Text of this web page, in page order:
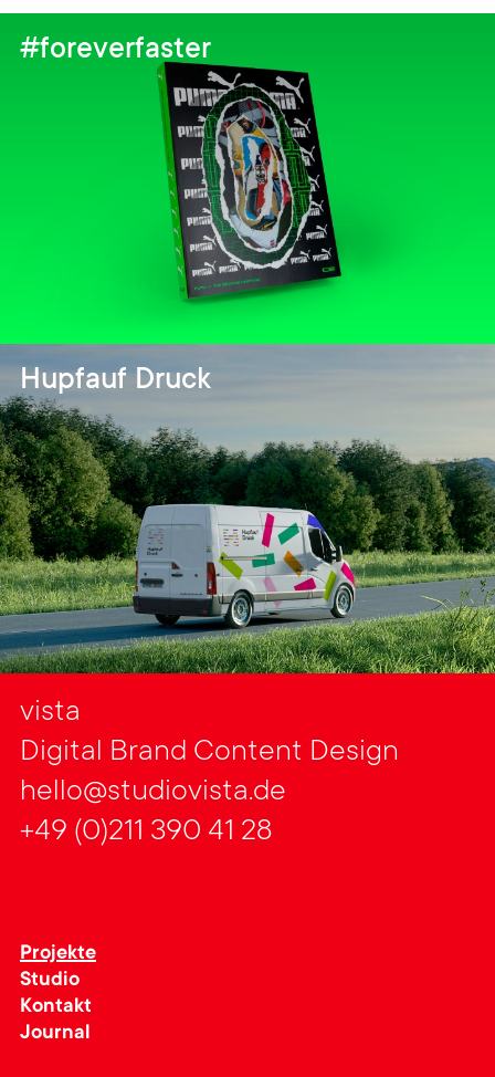
#foreverfaster
Hupfauf Druck
vista
Digital Brand Content Design
hello@studiovista.de
+49 (0)211 390 41 28
Projekte
Studio
Kontakt
Journal